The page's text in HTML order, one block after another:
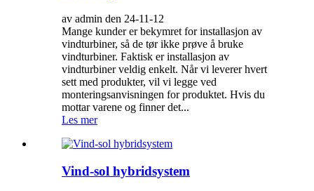
av admin den 24-11-12
Mange kunder er bekymret for installasjon av
vindturbiner, så de tør ikke prøve å bruke
vindturbiner. Faktisk er installasjon av
vindturbiner veldig enkelt. Når vi leverer hvert
sett med produkter, vil vi legge ved
monteringsanvisningen for produktet. Hvis du
mottar varene og finner det...
Les mer
Vind-sol hybridsystem